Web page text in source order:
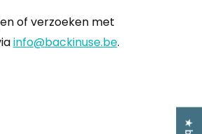
of verzoeken met
info@backinuse.be.